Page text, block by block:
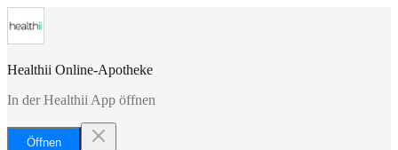
Healthii Online-Apotheke
In der Healthii App öffnen
Öffnen